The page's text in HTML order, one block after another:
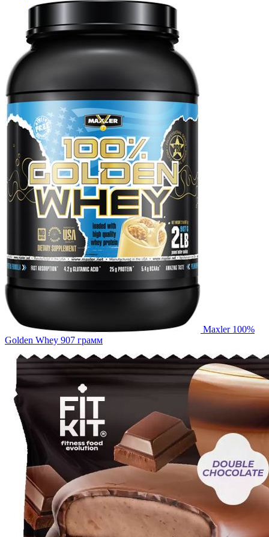
Maxler 100%
Golden Whey 907 грамм